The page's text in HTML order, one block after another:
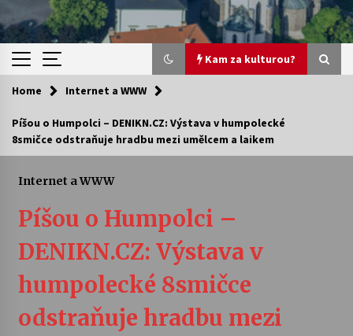
Kam za kulturou?
Kam za kulturou?
Letní koncerty ve Stromovce: Ars Camerata a
Vernisáž výstavy Josefíny Duškové: Stávám se
30. 7. 2026
Veselí muzikanti
30. 7. 2026
Home Internet a WWW
Píšou o Humpolci – DENIKN.CZ: Výstava v humpolecké
8smičce odstraňuje hradbu mezi umělcem a laikem
Internet a WWW
Píšou o Humpolci –
DENIKN.CZ: Výstava v
humpolecké 8smičce
odstraňuje hradbu mezi